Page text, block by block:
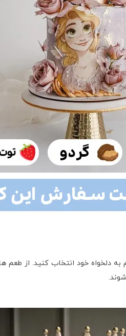
دلخواه خود انتخاب کنید. از